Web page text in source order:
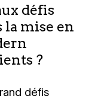
défis
la mise en
?
défis